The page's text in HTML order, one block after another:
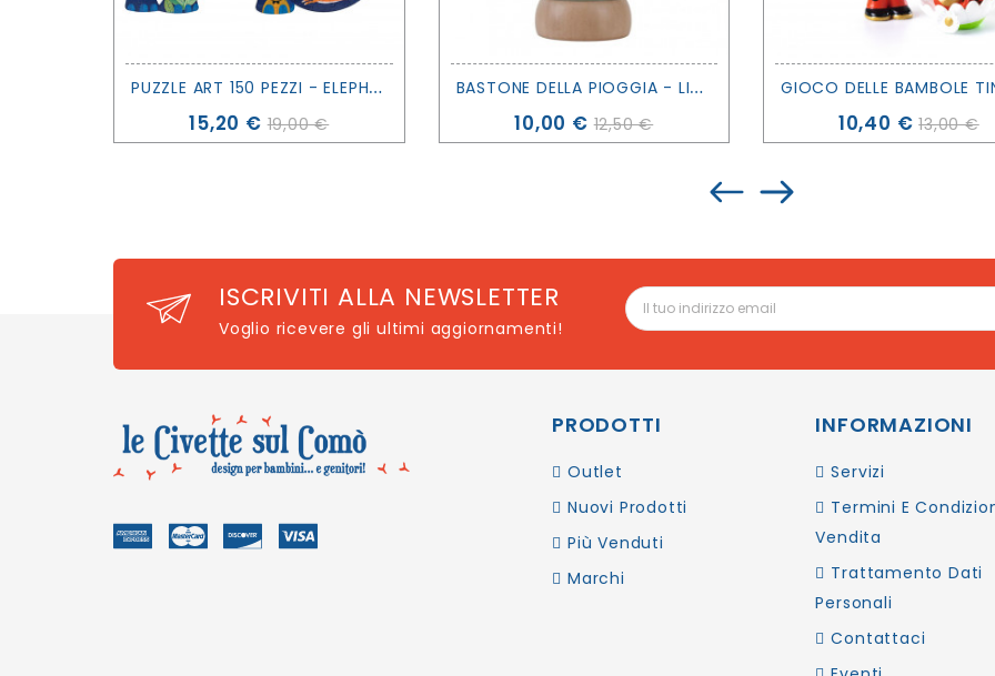
P
UZZLE ART 150 PEZZI - ELEPHANT - DJECO
Prezzo
15,20 € 19,00 €
B
ASTONE DELLA PIOGGIA - LITTLE FARM - LITTLE DUTCH
Prezzo
10,00 € 12,50 € Prezzo
10,40 € 13,00 €
ISCRIVITI ALLA NEWSLETTER
Voglio ricevere gli ultimi aggiornamenti!
PRODOTTI
Outlet
Nuovi Prodotti
Più Venduti
Marchi
INFORMAZIONI
Servizi
Termini E
Vendita
Trattamento Dati
Personali
Contattaci